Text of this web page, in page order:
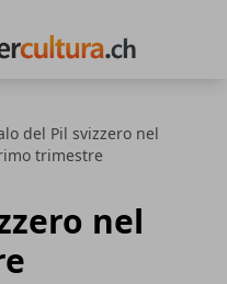
del Pil svizzero nel
trimestre
nel